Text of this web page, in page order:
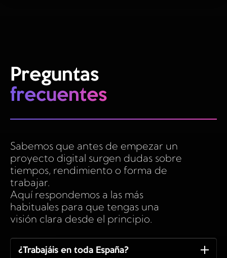
Preguntas
frecuentes
Sabemos que antes de empezar un
proyecto digital surgen dudas sobre
tiempos, rendimiento o forma de
trabajar.
Aquí respondemos a las más
habituales para que tengas una
visión clara desde el principio.
¿Trabajáis en toda España?